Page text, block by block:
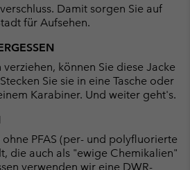
Damit sorgen Sie auf
für Aufsehen.
können Sie diese Jacke
Sie sie in eine Tasche oder
Karabiner. Und weiter geht's.
PFAS (per- und polyfluorierte
die auch als "ewige Chemikalien"
verwenden wir eine DWR-